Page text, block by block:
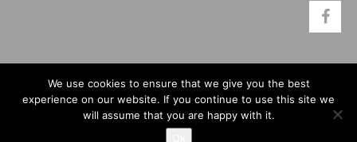
We use cookies to ensure that we give you the best
experience on our website. If you continue to use this site we
will assume that you are happy with it.